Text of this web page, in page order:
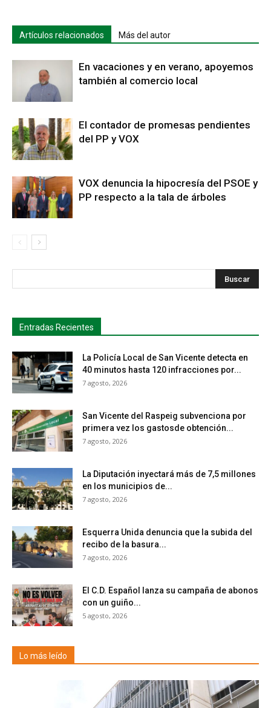
Artículos relacionados Más del autor
En vacaciones y en verano, apoyemos
también al comercio local
El contador de promesas pendientes
del PP y VOX
VOX denuncia la hipocresía del PSOE y
PP respecto a la tala de árboles
Entradas Recientes
La Policía Local de San Vicente detecta en
40 minutos hasta 120 infracciones por...
7 agosto, 2026
San Vicente del Raspeig subvenciona por
primera vez los gastosde obtención...
7 agosto, 2026
La Diputación inyectará más de 7,5 millones
en los municipios de...
7 agosto, 2026
Esquerra Unida denuncia que la subida del
recibo de la basura...
7 agosto, 2026
El C.D. Español lanza su campaña de abonos
con un guiño...
5 agosto, 2026
Lo más leído